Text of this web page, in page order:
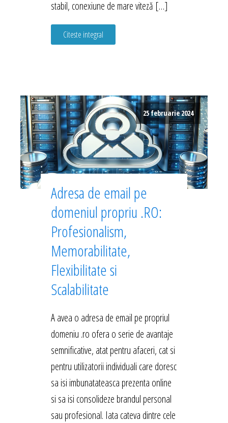
stabil, conexiune de mare viteză […]
Citeste integral
25 februarie 2024
Adresa de email pe
domeniul propriu .RO:
Profesionalism,
Memorabilitate,
Flexibilitate si
Scalabilitate
A avea o adresa de email pe propriul
domeniu .ro ofera o serie de avantaje
semnificative, atat pentru afaceri, cat si
pentru utilizatorii individuali care doresc
sa isi imbunatateasca prezenta online
si sa isi consolideze brandul personal
sau profesional. Iata cateva dintre cele